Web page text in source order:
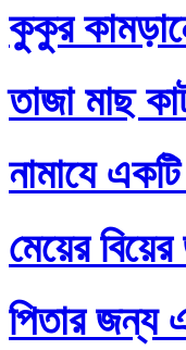
কুকুর
তাজা মাছ
নামাযে
মেয়ের
পিতার জন্য